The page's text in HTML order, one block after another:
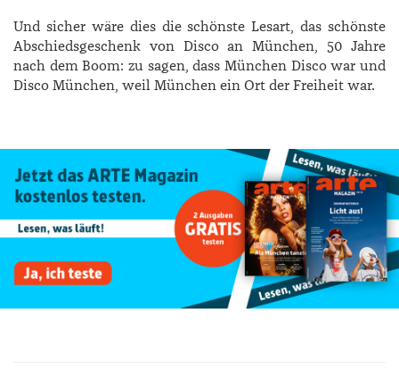
Und sicher wäre dies die schönste Lesart, das schönste
Abschiedsgeschenk von Disco an München, 50 Jahre
nach dem Boom: zu sagen, dass München Disco war und
Disco München, weil München ein Ort der Freiheit war.